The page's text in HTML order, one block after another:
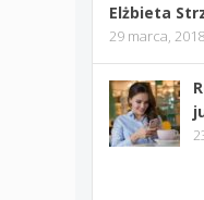
Elżbieta
29 marca, 2018